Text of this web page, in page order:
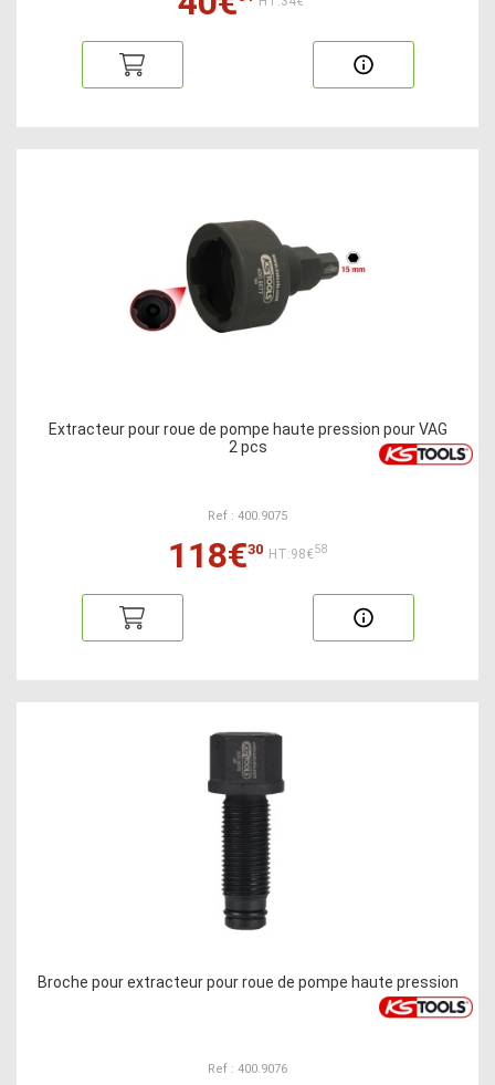
Extracteur pour roue de pompe haute pression pour VAG
2 pcs
Ref : 400.9075
118€30 HT:98€58
Broche pour extracteur pour roue de pompe haute pression
Ref : 400.9076